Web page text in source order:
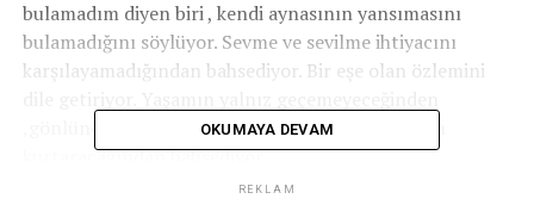
bulamadım diyen biri , kendi aynasının yansımasını
bulamadığını söylüyor. Sevme ve sevilme ihtiyacını
karşılayamadığından bahsediyor. Bir eşe olan özlemini
,gönlüne uygun bir bağlılığın onu bu yalnızlıktan
kurtaracağından bahsediyor.
Türkümüzün buraya kadar olan sözleri anlaşılır.
OKUMAYA DEVAM
REKLAM